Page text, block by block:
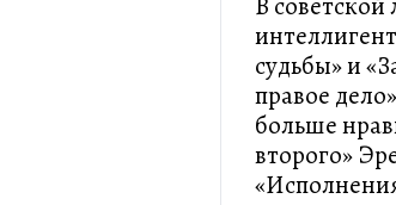
судьбы» и
правое
больше
второго»